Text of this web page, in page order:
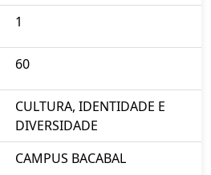
1
60
CULTURA, IDENTIDADE E
DIVERSIDADE
CAMPUS BACABAL